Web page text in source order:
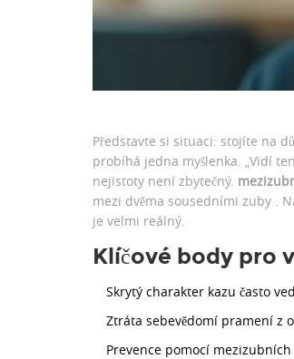
Představte si situaci: stojíte na
probíhá jedna myšlenka. „Vidí
nejistoty není zbytečný.
mezi dvěma sousedními zuby .
je velmi reálný.
Klíčové body pro
Skrytý charakter kazu často
Ztráta sebevědomí pramení z
Prevence pomocí